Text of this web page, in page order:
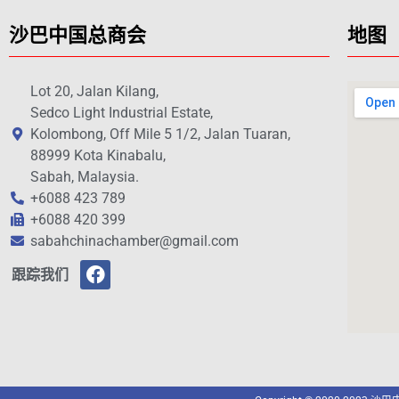
沙巴中国总商会
Lot 20, Jalan Kilang,
Sedco Light Industrial Estate,
Kolombong, Off Mile 5 1/2, Jalan Tuaran,
88999 Kota Kinabalu,
Sabah, Malaysia.
+6088 423 789
+6088 420 399
sabahchinachamber@gmail.com
跟踪我们
地图